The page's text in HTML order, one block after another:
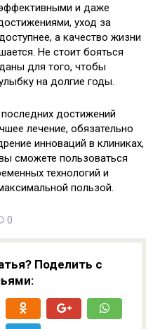
и даже
уход за
а качество жизни
Не стоит бояться
для того, чтобы
на долгие годы.
достижений
лечение, обязательно
инноваций в клиниках,
сможете пользоваться
технологий и
пользой.
0
Поделить с